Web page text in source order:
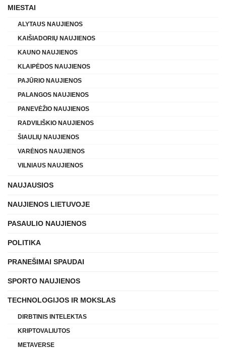
MIESTAI
ALYTAUS NAUJIENOS
KAIŠIADORIŲ NAUJIENOS
KAUNO NAUJIENOS
KLAIPĖDOS NAUJIENOS
PAJŪRIO NAUJIENOS
PALANGOS NAUJIENOS
PANEVĖŽIO NAUJIENOS
RADVILIŠKIO NAUJIENOS
ŠIAULIŲ NAUJIENOS
VARĖNOS NAUJIENOS
VILNIAUS NAUJIENOS
NAUJAUSIOS
NAUJIENOS LIETUVOJE
PASAULIO NAUJIENOS
POLITIKA
PRANEŠIMAI SPAUDAI
SPORTO NAUJIENOS
TECHNOLOGIJOS IR MOKSLAS
DIRBTINIS INTELEKTAS
KRIPTOVALIUTOS
METAVERSE